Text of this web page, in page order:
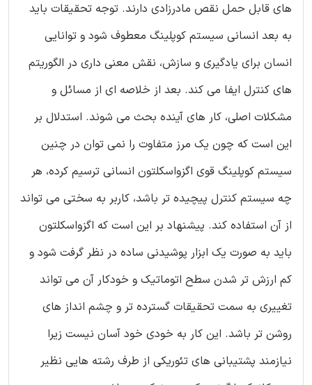
های قابل حمل نقص مادرزادی دارند. توجه تحقیقات باید
به بعد انسانی سیستم کوپلینگ معطوف شود و توانایی
انسان برای یادگیری و سازش، نقش معنی داری در الگوریتم
های کنترل ایفا می کند. بعد از خلاصه ای از مسائل و
مشکلات اصلی، کار های آینده بحث می شوند. استدلال بر
این است که چون یک مرز متفاوت را نمی توان در چنین
سیستم کوپلینگ قوی اگزواسکلتون انسانی ترسیم کرده، هر
چه سیستم کنترل پیچیده تر باشد، کاربر به سختی می تواند
از آن استفاده کند. پیشنهاد بر این است که اگزواسکلتون
باید به صورت یک ابزار پوشیدنی ساده در نظر گرفت شود و
کم ارزش تر شدن سطح اتوماتیک و خودکار آن می تواند
تغییری به سمت تحقیقات گسترده تر و چشم انداز های
روشن تر باشد. این کار به خودی خود آسان نیست زیرا
نیازمند پشتیبانی های تئوریکی از طرف رشته هایی نظیر